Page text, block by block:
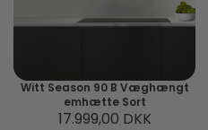
Witt Season 90 B Væghængt
emhætte Sort
17.999,00 DKK